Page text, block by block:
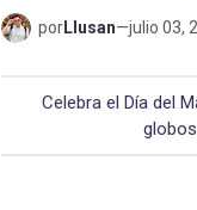
porLlusan—julio 03,
Celebra el Día del